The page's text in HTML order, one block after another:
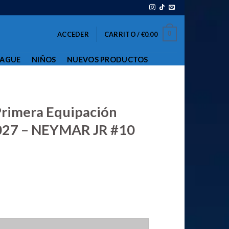
ACCEDER CARRITO /€0.00 0
NIÑOS NUEVOS PRODUCTOS
Equipación
– NEYMAR JR #10